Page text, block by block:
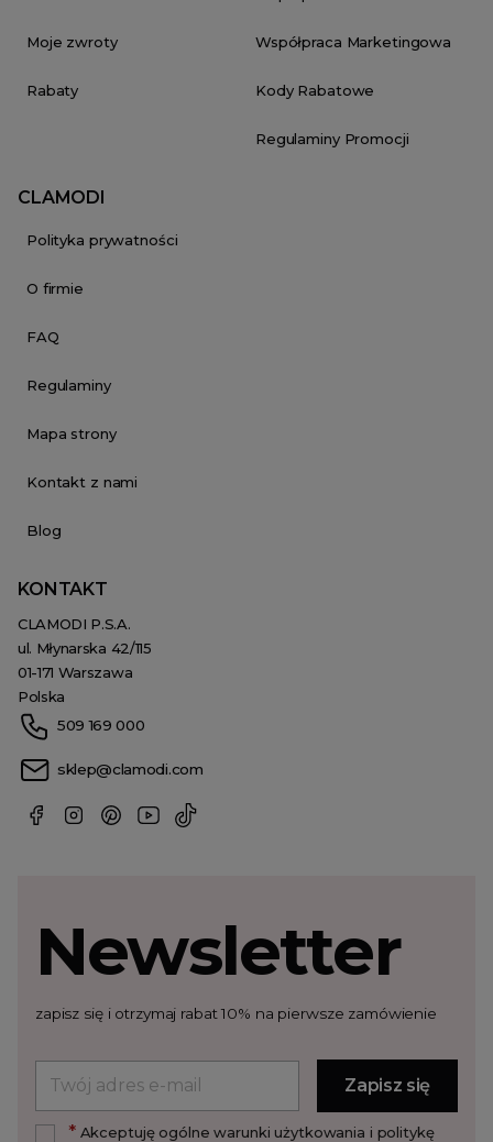
Moje zwroty
Rabaty
Współpraca Marketingowa
Kody Rabatowe
Regulaminy Promocji
CLAMODI
Polityka prywatności
O firmie
FAQ
Regulaminy
Mapa strony
Kontakt z nami
Blog
KONTAKT
CLAMODI P.S.A.
ul. Młynarska 42/115
01-171 Warszawa
Polska
509 169 000
sklep@clamodi.com
Newsletter
zapisz się i otrzymaj rabat 10% na pierwsze zamówienie
*Akceptuję ogólne warunki użytkowania i politykę